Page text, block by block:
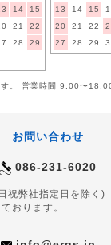
14
15
21
22
28
29
13
14 15
20
21 22
27
28 29
す。 営業時間 9:00〜
お問い合わせ
086-231-6020
祝弊社指定日を除く)
おります。